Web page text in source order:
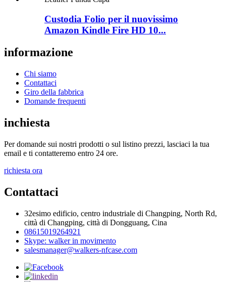
Custodia Folio per il nuovissimo
Amazon Kindle Fire HD 10...
informazione
Chi siamo
Contattaci
Giro della fabbrica
Domande frequenti
inchiesta
Per domande sui nostri prodotti o sul listino prezzi, lasciaci la tua
email e ti contatteremo entro 24 ore.
richiesta ora
Contattaci
32esimo edificio, centro industriale di Changping, North Rd,
città di Changping, città di Dongguang, Cina
08615019264921
Skype: walker in movimento
salesmanager@walkers-nfcase.com